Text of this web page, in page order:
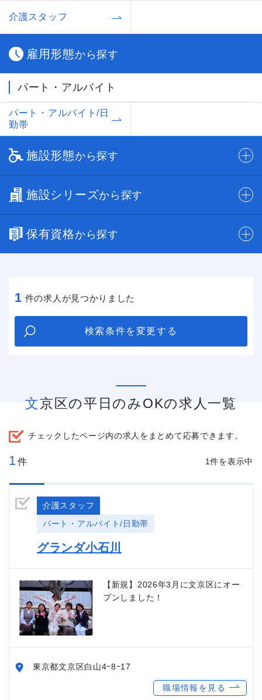
介護スタッフ
雇用形態から探す
パート・アルバイト
パート・アルバイト/日
勤帯
施設形態から探す
施設シリーズから探す
保有資格から探す
1 件の求人が見つかりました
検索条件を変更する
文京区の平日のみOKの求人一覧
チェックしたページ内の求人をまとめて応募できます。
1 件 1件を表示中
介護スタッフ
パート・アルバイト/日勤帯
グランダ小石川
【新規】2026年3月に文京区にオー
プンしました！
東京都文京区白山4ｰ8ｰ17
職場情報を見る